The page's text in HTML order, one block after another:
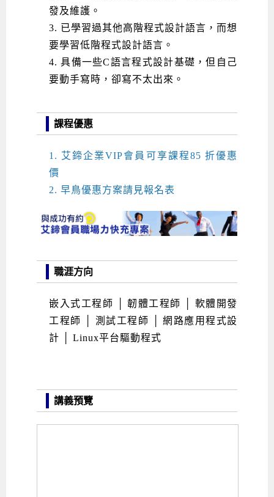
發及維護 。
3. 已學習過其他高階程式設計語言，而想
要學習低階程式設計語言。
4. 具備一些C語言程式設計基礎，但自己
要動手寫時，卻寫不太出來。
課程優惠
1. 艾鍗企業VIP會員可享課程85 折優惠
價
2. 早鳥優惠方案請見報名表
職涯方向
嵌入式工程師 │ 韌體工程師 │ 軟體開發
工程師 │ 測試工程師 │ 網路應用程式設
計 │ Linux平台驅動程式
講義預覽